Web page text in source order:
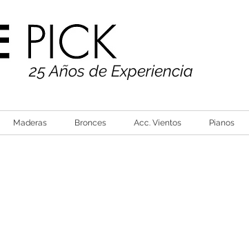
25 Años de Experiencia
Maderas Bronces Acc. Vientos Pianos